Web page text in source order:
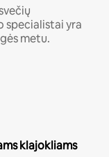
specialistai yra
metu.
klajokliams